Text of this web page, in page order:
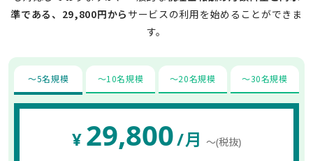
準である、29,800円から サービスの利用を始めることができま
す。
〜5名規模 〜10名規模 〜20名規模 〜30名規模
¥ 29,800/月 〜(税抜)